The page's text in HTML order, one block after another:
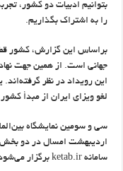
بتوانیم ادبیات دو کشور،
را به اشتراک بگذاریم.
براساس این گزارش، کشور
جهانی است. از همین جهت
این رویداد در نظر
لغو ویزای ایران از مبدأ کشور قطر
سی ‌و سومین نمایشگاه
اردیبهشت امسال در دو
سامانه ketab.ir برگزار می‌شود.